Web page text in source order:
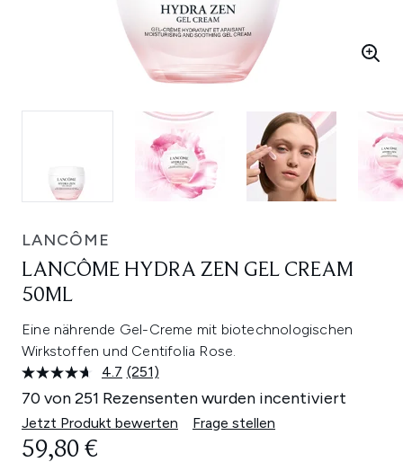
LANCÔME
LANCÔME HYDRA ZEN GEL CREAM
50ML
Eine nährende Gel-Creme mit biotechnologischen
Wirkstoffen und Centifolia Rose.
4.7 251
Bewertungen
lesen.
Link
(251)
70 von 251 Rezensenten wurden incentiviert
Jetzt Produkt bewerten Frage stellen
59,80 €